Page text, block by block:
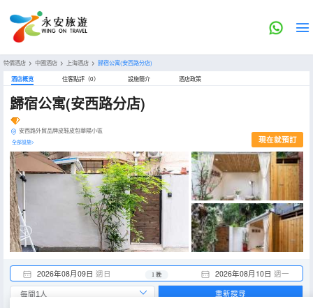
特價酒店 > 中國酒店 > 上海酒店 > 歸宿公寓(安西路分店)
酒店概览 住客點評（0） 設施簡介 酒店政策
歸宿公寓(安西路分店)
安西路外貿品牌皮鞋皮包華陽小區
全部設施> 現在就預訂
2026年08月09日 週日 2026年08月10日 週一
1 晚
重新搜尋